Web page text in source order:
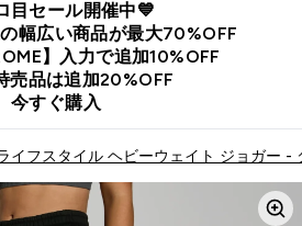
目セール開催中💙
幅広い商品が最大70%OFF
】入力で追加10%OFF
売品は追加20%OFF
今すぐ購入
イフスタイル ヘビーウェイト ジョガー -